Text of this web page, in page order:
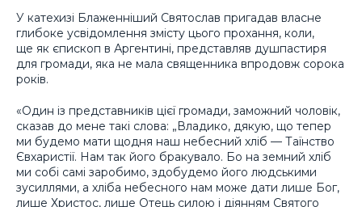
У катехизі Блаженніший Святослав пригадав власне
глибоке усвідомлення змісту цього прохання, коли,
ще як єпископ в Аргентині, представляв душпастиря
для громади, яка не мала священника впродовж сорока
років.
«Один із представників цієї громади, заможний чоловік,
сказав до мене такі слова: „Владико, дякую, що тепер
ми будемо мати щодня наш небесний хліб — Таїнство
Євхаристії. Нам так його бракувало. Бо на земний хліб
ми собі самі заробимо, здобудемо його людськими
зусиллями, а хліба небесного нам може дати лише Бог,
лише Христос, лише Отець силою і діянням Святого